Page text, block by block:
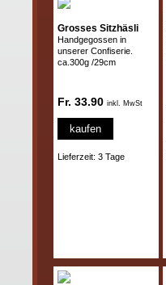
Grosses Sitzhäsli
Handgegossen in
unserer Confiserie.
ca.300g /29cm
Fr. 33.90 inkl. MwSt
kaufen
Lieferzeit: 3 Tage